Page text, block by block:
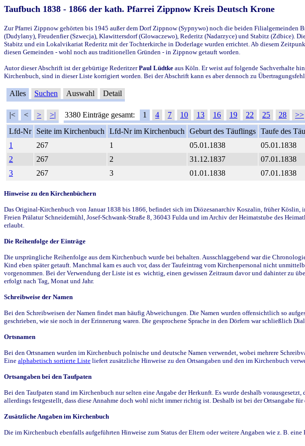
Taufbuch 1838 - 1866 der kath. Pfarrei Zippnow Kreis Deutsch Krone
Zur Pfarrei Zippnow gehörten bis 1945 außer dem Dorf Zippnow (Sypnywo) noch die beiden Filialgemeinden
(Dudylany), Freudenfier (Szwecja), Klawittersdorf (Glowaczewo), Rederitz (Nadarzyce) und Stabitz (Zdbice).
Stabitz und ein Lokalvikariat Rederitz mit der Tochterkirche in Doderlage wurden errichtet. Ab diesem
diesen Gemeinden - wohl noch aus traditionellen Gründen - in Zippnow getauft worden.
Autor dieser Abschrift ist der gebürtige RederitzerPaul Lüdtke aus Köln. Er weist auf folgende Sachverhalte
Kirchenbuch, sind in dieser Liste korrigiert worden. Bei der Abschrift kann es aber dennoch zu
Alles Suchen Auswahl Detail
|< < > >| 3380 Einträge gesamt: 1 4 7 10 13 16 19 22 25 28
>>
Lfd-Nr
Seite im Kirchenbuch Lfd-Nr im Kirchenbuch Geburt des Täuflings Taufe des
1
267 1 05.01.1838 05.01.1838
2
267 2 31.12.1837 07.01.1838
3
267 3 01.01.1838 07.01.1838
Hinweise zu den Kirchenbüchern
Das Original-Kirchenbuch von Januar 1838 bis 1866, befindet sich im Diözesanarchiv Koszalin, früher
Freien Prälatur Schneidemühl, Josef-Schwank-Straße 8, 36043 Fulda und im Archiv der Heimatstube des
erlaubt.
Die Reihenfolge der Einträge
Die ursprüngliche Reihenfolge aus dem Kirchenbuch wurde bei behalten. Ausschlaggebend war die
Kind eben später getauft. Manchmal kam es auch vor, dass der Taufeintrag vom Kirchenpersonal nicht
vorgenommen. Bei der Verwendung der Liste ist es wichtig, einen gewissen Zeitraum davor und dahinter zu
erfolgt nach Tag, Monat und Jahr.
Schreibweise der Namen
Bei den Schreibweisen der Namen findet man häufig Abweichungen. Die Namen wurden offensichtlich so
geschrieben, wie sie noch in der Erinnerung waren. Die gesprochene Sprache in den Dörfern war schließlich
Ortsnamen
Bei den Ortsnamen wurden im Kirchenbuch polnische und deutsche Namen verwendet, wobei mehrere
Eine alphabetisch sortierte Liste liefert zusätzliche Hinweise zu den Ortsangaben und den im Kirchenbuch
Ortsangaben bei den Taufpaten
Bei den Taufpaten stand im Kirchenbuch nur selten eine Angabe der Herkunft. Es wurde deshalb
allerdings festgestellt, dass diese Annahme doch wohl nicht immer richtig ist. Deshalb ist bei der Ortsangabe
Zusätzliche Angaben im Kirchenbuch
Die im Kirchenbuch ebenfalls aufgeführten Hinweise zum Status der Eltern oder weitere Angaben wie z. B. eine